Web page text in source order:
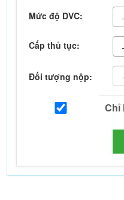
Mức độ DVC:
Cấp thủ tục:
Đối tượng nộp: